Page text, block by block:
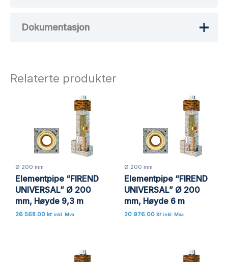
Det er ingen omtaler ennå.
«Elementpipe “FIREND UNIVERSAL”
Ø 200 mm, Høyde 5,6 m»
Din e-postadresse vil ikke bli publisert.
Obligatoriske felt er merket med
Vurderingen din
Omtalen din*
Navn*
Dokumentasjon
Relaterte produkter
Ø 200 mm
Elementpipe “FIREND
UNIVERSAL” Ø 200
mm, Høyde 9,3 m
26 568.00 kr inkl. Mva
Ø 200 mm
Elementpipe “FIREND
UNIVERSAL” Ø 200
mm, Høyde 6 m
20 976.00 kr inkl. Mva